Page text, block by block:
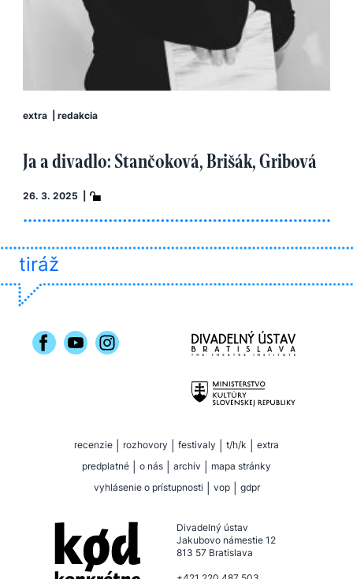
extra redakcia
Ja a divadlo: Stančoková, Brišák, Gribová
26. 3. 2025 |
tiráž
recenzie rozhovory festivaly t/h/k
extra
predplatné
o nás archív
mapa stránky
vyhlásenie o prístupnosti
vop gdpr
Divadelný ústav
Jakubovo námestie 12
813 57 Bratislava